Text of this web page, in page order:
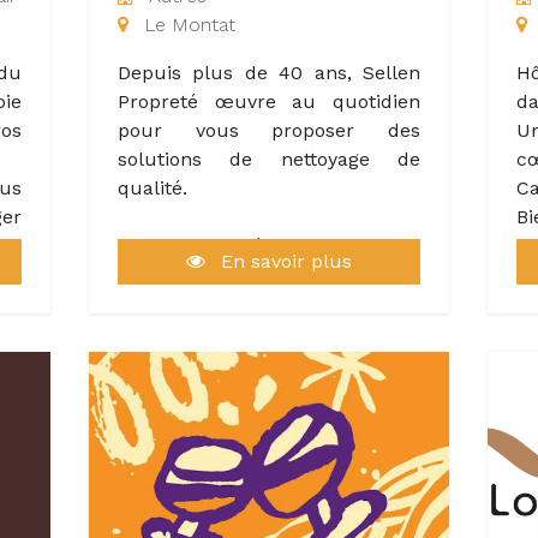
inoubliable à nos visiteurs.
Le Montat
Depuis plus de 40 ans, Sellen
Propreté œuvre au quotidien
pour vous proposer des
solutions de nettoyage de
qualité.
Sellen Propreté, c’est avant tout
une entreprise familiale à taille
côtés, quel que soit votre
secteur d’activité, pour assurer
la propreté et l’entretien de vos
espaces.
Parce que vous êtes tous
En savoir plus